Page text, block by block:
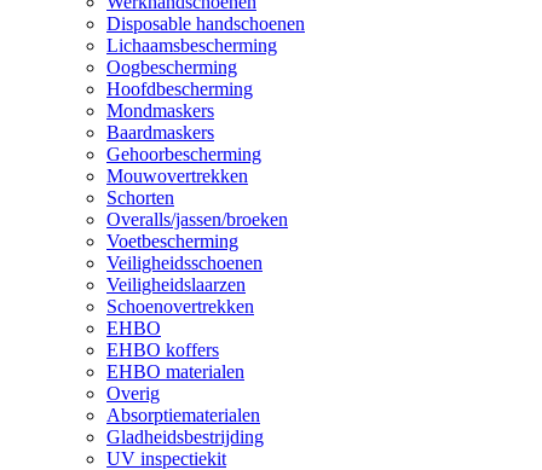
Disposable handschoenen
Lichaamsbescherming
Oogbescherming
Hoofdbescherming
Mondmaskers
Baardmaskers
Gehoorbescherming
Mouwovertrekken
Schorten
Overalls/jassen/broeken
Voetbescherming
Veiligheidsschoenen
Veiligheidslaarzen
Schoenovertrekken
EHBO
EHBO koffers
EHBO materialen
Overig
Absorptiematerialen
Gladheidsbestrijding
UV inspectiekit